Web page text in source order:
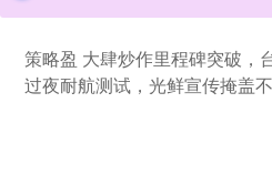
策略盈 大肆炒作里程碑突破，
过夜耐航测试，光鲜宣传掩盖